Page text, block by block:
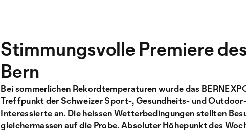
Stimmungsvolle Premiere
Bern
Bei sommerlichen Rekordtemperaturen wurde das
Treffpunkt der Schweizer Sport-, Gesundheits- und
Interessierte an. Die heissen Wetterbedingungen stellten
gleichermassen auf die Probe. Absoluter Höhepunkt des